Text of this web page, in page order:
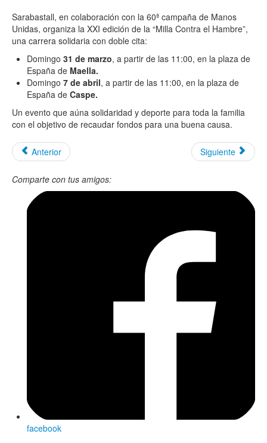
Sarabastall, en colaboración con la 60ª campaña de Manos
Unidas, organiza la XXI edición de la “Milla Contra el Hambre”,
una carrera solidaria con doble cita:
Domingo 31 de marzo, a partir de las 11:00, en la plaza de
España de Maella.
Domingo 7 de abril, a partir de las 11:00, en la plaza de
España de Caspe.
Un evento que aúna solidaridad y deporte para toda la familia
con el objetivo de recaudar fondos para una buena causa.
Anterior Siguiente
Comparte con tus amigos:
facebook